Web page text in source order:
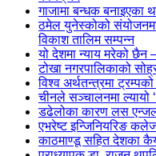
गाजामा बन्धक बनाइएका
ठमेल युनेस्कोको
विकाश तालिम सम्पन्न
यो देशमा न्याय मरेको छैन
टोखा नगरपालिकाको
विश्व अर्थतन्त्रमा
चीनले सञ्चालनमा ल्यायो
डढेलोका कारण लस
एभरेष्ट इन्जिनियरिङ
काठमाण्डू सहित देशका